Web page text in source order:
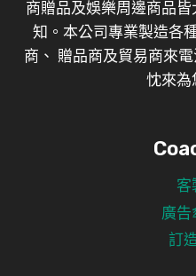
商贈品及娛樂周邊商品
知。本公司專業製造各
商、 贈品商及貿易商來
忱來為
客
廣告
訂